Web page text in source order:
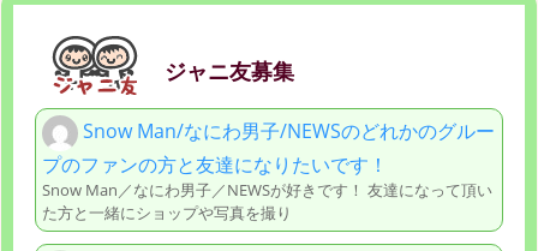
ジャニ友募集
Snow Man/なにわ男子/NEWSのどれかのグルー
プのファンの方と友達になりたいです！
Snow Man／なにわ男子／NEWSが好きです！ 友達になって頂い
た方と一緒にショップや写真を撮り